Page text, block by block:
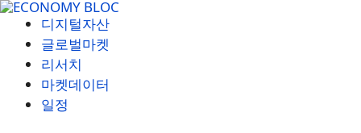
컨
디지털자산
글로벌마켓
리서치
마켓데이터
일정